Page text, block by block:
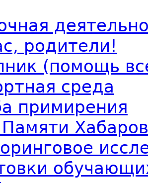
родители!
(помощь
среда
примирения